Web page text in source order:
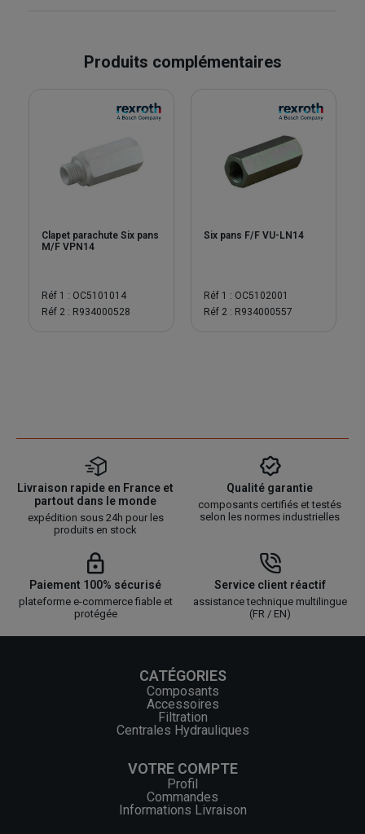
Produits complémentaires
Clapet parachute Six pans
M/F VPN14
Réf 1 : OC5101014
Réf 2 : R934000528
Six pans F/F VU-LN14
Réf 1 : OC5102001
Réf 2 : R934000557
Livraison rapide en France et
partout dans le monde
expédition sous 24h pour les
produits en stock
Qualité garantie
composants certifiés et testés
selon les normes industrielles
Paiement 100% sécurisé
plateforme e-commerce fiable et
protégée
Service client réactif
assistance technique multilingue
(FR / EN)
CATÉGORIES
Composants
Accessoires
Filtration
Centrales Hydrauliques
VOTRE COMPTE
Profil
Commandes
Informations Livraison